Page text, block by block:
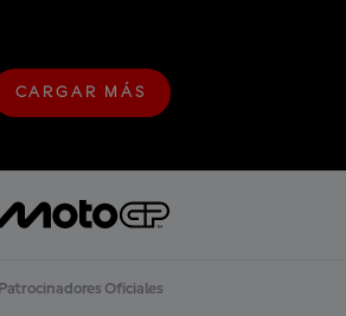
C
A
R
M
CARGAR MÁS
Patrocinadores Oficiales